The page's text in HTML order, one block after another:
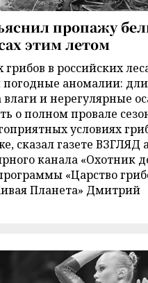
пропажу
этим летом
в российских
погодные аномалии:
влаги и нерегулярные
о полном провале
условиях
сказал газете ВЗГЛЯД
канала «Охотник
«Царство
Планета» Дмитрий